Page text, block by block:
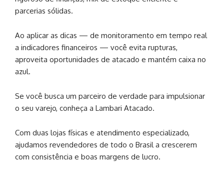
parcerias sólidas.
Ao aplicar as dicas — de monitoramento em tempo real
a indicadores financeiros — você evita rupturas,
aproveita oportunidades de atacado e mantém caixa no
azul.
Se você busca um parceiro de verdade para impulsionar
o seu varejo, conheça a Lambari Atacado.
Com duas lojas físicas e atendimento especializado,
ajudamos revendedores de todo o Brasil a crescerem
com consistência e boas margens de lucro.